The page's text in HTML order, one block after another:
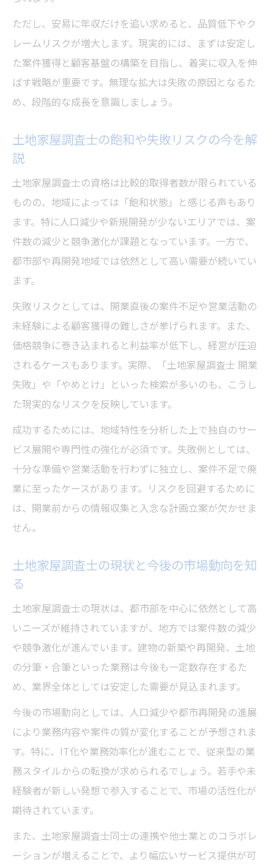
ただし、安易に年収だけを追い求めると、品質低下やク
レームリスクが増大します。現実的には、まずは安定し
た案件獲得と顧客基盤の構築を目指し、着実に収入を伸
ばす戦略が重要です。無理な拡大は失敗の原因となるた
め、段階的な成長を意識しましょう。
土地家屋調査士の飽和や失敗リスクの今を解
説
土地家屋調査士の資格は比較的取得者数が限られている
ものの、地域によっては「飽和状態」と感じる声もあり
ます。特に人口減少や新規開発が少ないエリアでは、案
件数の減少と競争激化が課題となっています。一方で、
都市部や再開発地域では依然として高い需要が続いてい
ます。
失敗リスクとしては、開業直後の案件不足や営業活動の
未経験による顧客獲得の難しさが挙げられます。また、
価格競争に巻き込まれると利益率が低下し、経営が圧迫
されるケースもあります。実際、「土地家屋調査士 開業
失敗」や「やめとけ」といった検索が多いのも、こうし
た現実的なリスクを反映しています。
成功するためには、地域特性を分析した上で独自のサー
ビス展開や専門性の強化が必須です。失敗例としては、
十分な準備や営業活動を行わずに独立し、案件不足で廃
業に至ったケースがあります。リスクを回避するために
は、開業前からの情報収集と入念な計画立案が欠かせま
せん。
土地家屋調査士の現状と今後の市場動向を知
る
土地家屋調査士の現状は、都市部を中心に依然として高
いニーズが維持されていますが、地方では案件数の減少
や競争激化が進んでいます。建物の新築や再開発、土地
の分筆・合筆といった業務は今後も一定数存在するた
め、業界全体としては安定した需要が見込まれます。
今後の市場動向としては、人口減少や都市再開発の進展
により業務内容や案件の質が変化することが予想されま
す。特に、IT化や業務効率化が進むことで、従来型の業
務スタイルからの転換が求められるでしょう。若手や未
経験者が新しい発想で参入することで、市場の活性化が
期待されています。
また、土地家屋調査士同士の連携や他士業とのコラボレ
ーションが増えることで、より幅広いサービス提供が可